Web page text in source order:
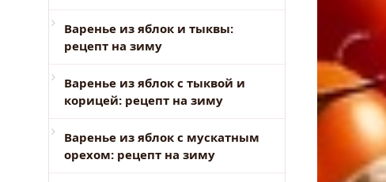
Варенье из яблок и тыквы:
рецепт на зиму
Варенье из яблок с тыквой и
корицей: рецепт на зиму
Варенье из яблок с мускатным
орехом: рецепт на зиму